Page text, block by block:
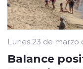
Lunes 23 de marzo
Balance